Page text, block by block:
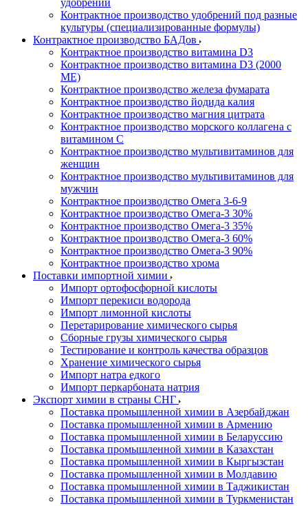
удобрений
Контрактное производство удобрений под разные
культуры (специализированные формулы)
Контрактное производство БАДов
Контрактное производство витамина D3
Контрактное производство витамина D3 (2000
МЕ)
Контрактное производство железа фумарата
Контрактное производство йодида калия
Контрактное производство магния цитрата
Контрактное производство морского коллагена с
витамином С
Контрактное производство мультивитаминов для
женщин
Контрактное производство мультивитаминов для
мужчин
Контрактное производство Омега 3-6-9
Контрактное производство Омега-3 30%
Контрактное производство Омега-3 35%
Контрактное производство Омега-3 60%
Контрактное производство Омега-3 90%
Контрактное производство хрома
Поставки импортной химии
Импорт ортофосфорной кислоты
Импорт перекиси водорода
Импорт лимонной кислоты
Перетарирование химического сырья
Сборные грузы химического сырья
Тестирование и контроль качества образцов
Хранение химического сырья
Импорт натра едкого
Импорт перкарбоната натрия
Экспорт химии в страны СНГ
Поставка промышленной химии в Азербайджан
Поставка промышленной химии в Армению
Поставка промышленной химии в Беларуссию
Поставка промышленной химии в Казахстан
Поставка промышленной химии в Кыргызстан
Поставка промышленной химии в Молдавию
Поставка промышленной химии в Таджикистан
Поставка промышленной химии в Туркменистан